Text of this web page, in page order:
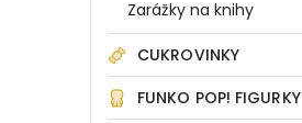
Zarážky na knihy
CUKROVINKY
FUNKO POP! FIGURKY